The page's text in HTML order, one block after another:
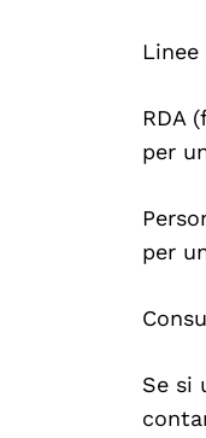
RDA
per
per
Se si